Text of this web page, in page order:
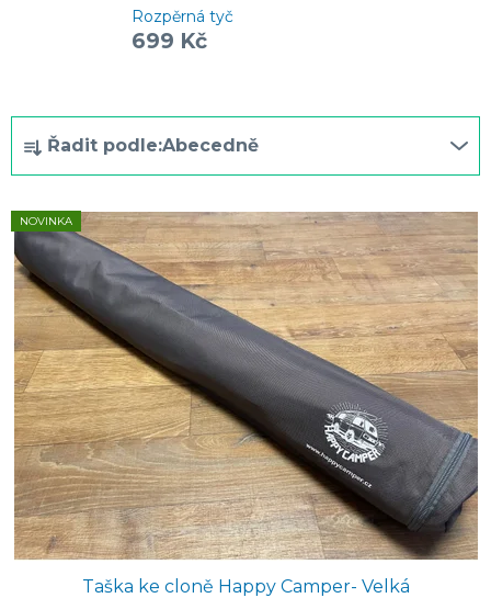
Rozpěrná tyč
699 Kč
Ř
a
z
e
n
í
p
r
o
d
u
k
t
Řadit podle:Abecedně
V
ý
p
i
s
p
r
o
d
u
NOVINKA
Taška ke cloně Happy Camper- Velká